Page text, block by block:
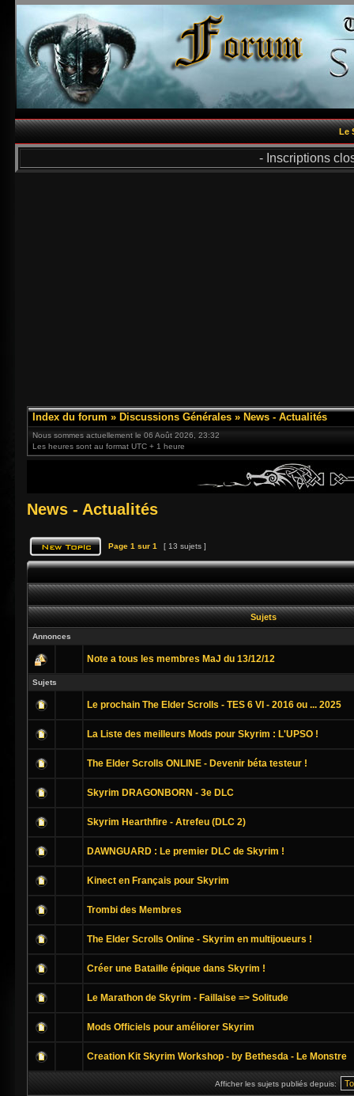
Le
- Inscriptions
Index du forum » Discussions Générales » News - Actualités
Nous sommes actuellement le 06 Août 2026, 23:32
Les heures sont au format UTC + 1 heure
News - Actualités
Page 1 sur 1 [ 13 sujets ]
Sujets
Annonces
Note a tous les membres MaJ du 13/12/12
Sujets
Le prochain The Elder Scrolls - TES 6 VI - 2016 ou ... 2025
La Liste des meilleurs Mods pour Skyrim : L'UPSO !
The Elder Scrolls ONLINE - Devenir béta testeur !
Skyrim DRAGONBORN - 3e DLC
Skyrim Hearthfire - Atrefeu (DLC 2)
DAWNGUARD : Le premier DLC de Skyrim !
Kinect en Français pour Skyrim
Trombi des Membres
The Elder Scrolls Online - Skyrim en multijoueurs !
Créer une Bataille épique dans Skyrim !
Le Marathon de Skyrim - Faillaise => Solitude
Mods Officiels pour améliorer Skyrim
Creation Kit Skyrim Workshop - by Bethesda - Le Monstre
Afficher les sujets publiés depuis: